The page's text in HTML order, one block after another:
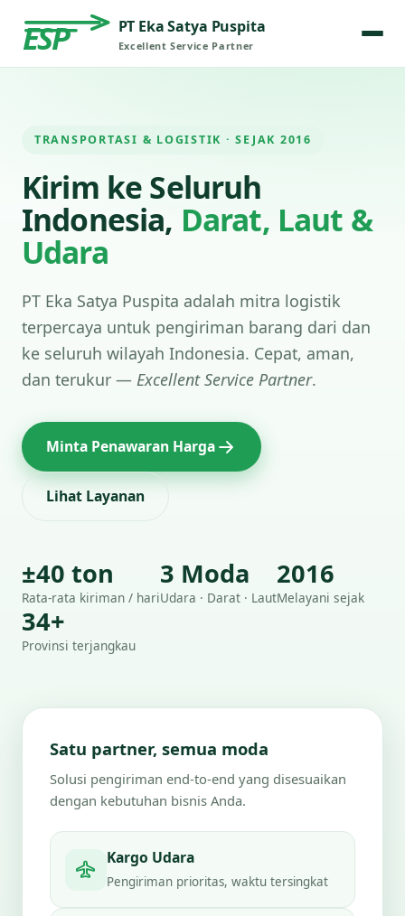
ESP PT Eka Satya Puspita
Excellent Service Partner
TRANSPORTASI & LOGISTIK · SEJAK 2016
Kirim ke Seluruh
Indonesia, Darat, Laut &
Udara
PT Eka Satya Puspita adalah mitra logistik
terpercaya untuk pengiriman barang dari dan
ke seluruh wilayah Indonesia. Cepat, aman,
dan terukur — Excellent Service Partner.
Minta Penawaran Harga
Lihat Layanan
±40 ton
Rata-rata kiriman / hari
3 Moda
Udara · Darat · Laut
2016
Melayani sejak
34+
Provinsi terjangkau
Satu partner, semua moda
Solusi pengiriman end-to-end yang disesuaikan
dengan kebutuhan bisnis Anda.
Kargo Udara
Pengiriman prioritas, waktu tersingkat